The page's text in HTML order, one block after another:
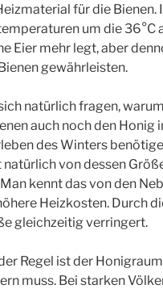
für die
um die 36°C
Eier mehr legt, aber
gewährleisten.
natürlich fragen,
auch noch den Honig
des Winters
von dessen
kennt das von den
Heizkosten. Durch
gleichzeitig verringert.
Regel ist der
muss. Bei starken